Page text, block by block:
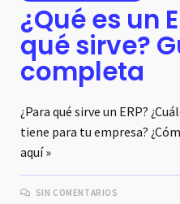
¿Qué es un
qué sirve?
completa
¿Para qué sirve un ERP?
tiene para tu empresa?
aquí »
SIN COMENTARIOS